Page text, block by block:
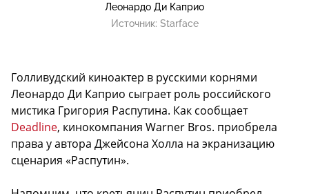
Леонардо Ди Каприо
Источник: Starface
Голливудский киноактер в русскими корнями
Леонардо Ди Каприо сыграет роль российского
мистика Григория Распутина. Как сообщает
Deadline, кинокомпания Warner Bros. приобрела
права у автора Джейсона Холла на экранизацию
сценария «Распутин».